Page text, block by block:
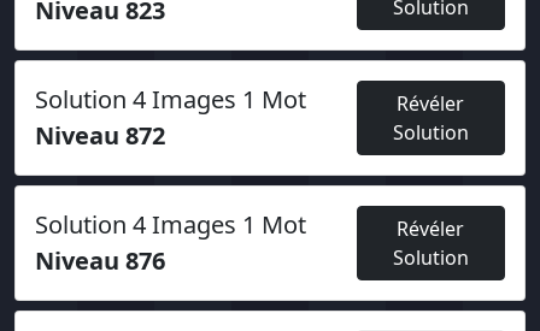
Niveau 823
Solution
Solution 4 Images 1 Mot
Niveau 872
Révéler
Solution
Solution 4 Images 1 Mot
Niveau 876
Révéler
Solution